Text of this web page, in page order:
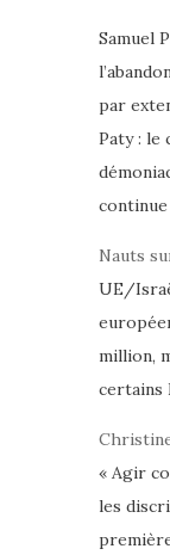
Samuel
par
Paty : le
continue
Nauts
UE/
million,
certains
« Agir
les